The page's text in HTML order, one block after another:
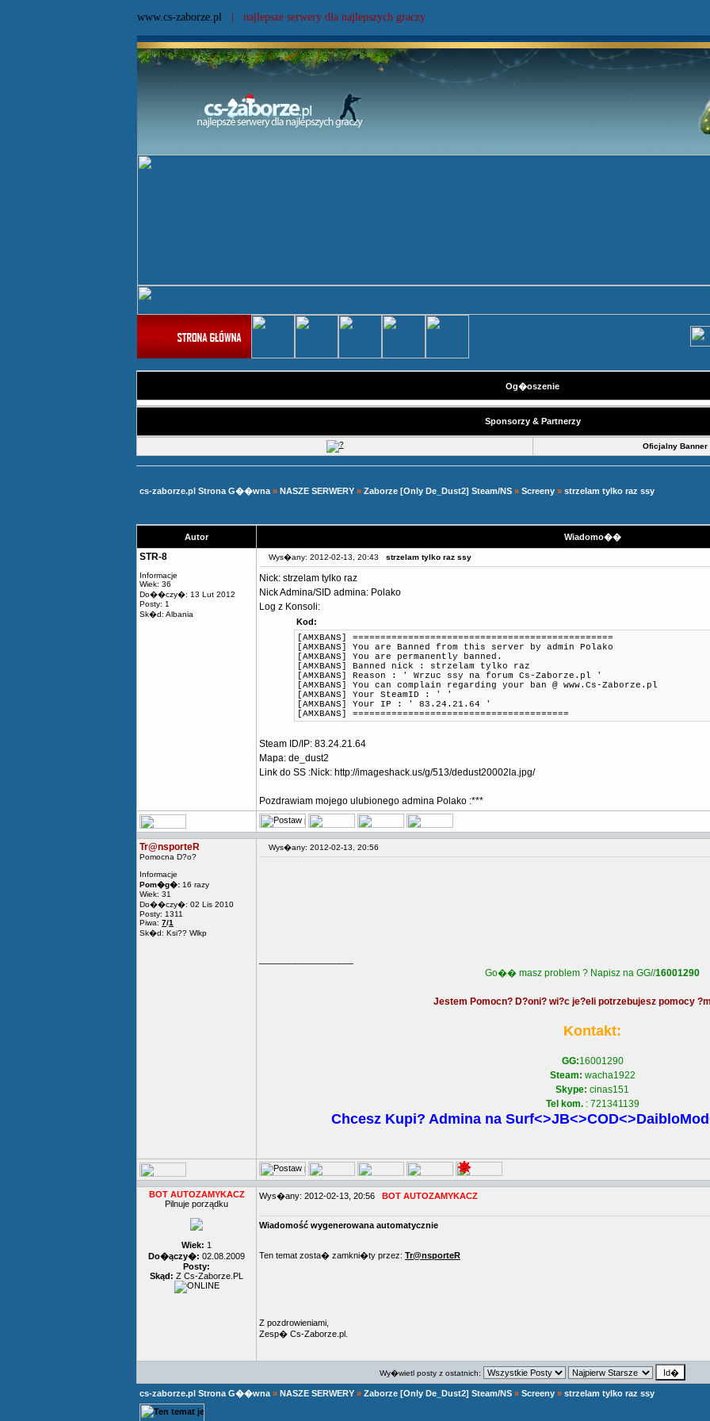
www.cs-zaborze.pl | najlepsze serwery dla najlepszych graczy
Og�oszenie
Sponsorzy & Partnerzy
Oficjalny Banner
cs-zaborze.pl Strona G��wna » NASZE SERWERY » Zaborze [Only De_Dust2] Steam/NS » Screeny » strzelam tylko raz ssy
Autor Wiadomo��
STR-8
Informacje
Wiek: 36
Do��czy�: 13 Lut 2012
Posty: 1
Sk�d: Albania
Wys�any: 2012-02-13, 20:43 strzelam tylko raz ssy
Nick: strzelam tylko raz
Nick Admina/SID admina: Polako
Log z Konsoli:
Kod:
[AMXBANS] ===============================================
[AMXBANS] You are Banned from this server by admin Polako
[AMXBANS] You are permanently banned.
[AMXBANS] Banned nick : strzelam tylko raz
[AMXBANS] Reason : ' Wrzuc ssy na forum Cs-Zaborze.pl '
[AMXBANS] You can complain regarding your ban @ www.Cs-Zaborze.pl
[AMXBANS] Your SteamID : ' '
[AMXBANS] Your IP : ' 83.24.21.64 '
[AMXBANS] =======================================
Steam ID/IP: 83.24.21.64
Mapa: de_dust2
Link do SS :Nick: http://imageshack.us/g/513/dedust20002la.jpg/
Pozdrawiam mojego ulubionego admina Polako :***
Tr@nsporteR
Pomocna D?o?
Informacje
Pom�g�: 16 razy
Wiek: 31
Do��czy�: 02 Lis 2010
Posty: 1311
Piwa: 7/1
Sk�d: Ksi?? Wlkp
Wys�any: 2012-02-13, 20:56
Go�� masz problem ? Napisz na GG//16001290
Jestem Pomocn? D?oni? wi?c je?eli potrzebujesz pomocy
Kontakt:
GG:16001290
Steam: wacha1922
Skype: cinas151
Tel kom.: 721341139
Chcesz Kupi? Admina na
BOT AUTOZAMYKACZ
Pilnuje porządku
Wiek: 1
Do�ączy�: 02.08.2009
Posty:
Skąd: Z Cs-Zaborze.PL
Wys�any: 2012-02-13, 20:56 BOT AUTOZAMYKACZ
Wiadomość wygenerowana automatycznie
Ten temat zosta� zamkni�ty przez: Tr@nsporteR
Z pozdrowieniami,
Zesp� Cs-Zaborze.pl.
Wy�wietl posty z ostatnich:
cs-zaborze.pl Strona G��wna » NASZE SERWERY » Zaborze [Only De_Dust2] Steam/NS » Screeny » strzelam tylko raz ssy